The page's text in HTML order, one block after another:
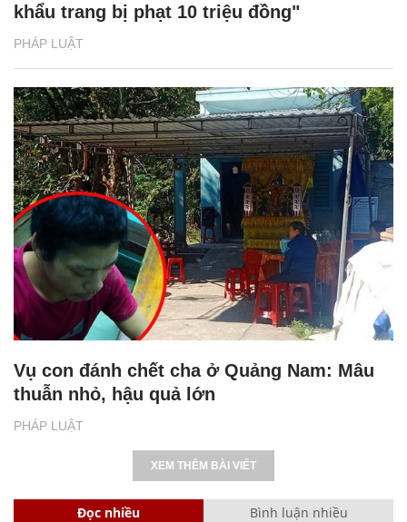
PHÁP LUẬT
khẩu trang bị phạt 10 triệu đồng"
PHÁP LUẬT
Vụ con đánh chết cha ở Quảng Nam: Mâu
thuẫn nhỏ, hậu quả lớn
XEM THÊM BÀI VIẾT
Đọc nhiều Bình luận nhiều